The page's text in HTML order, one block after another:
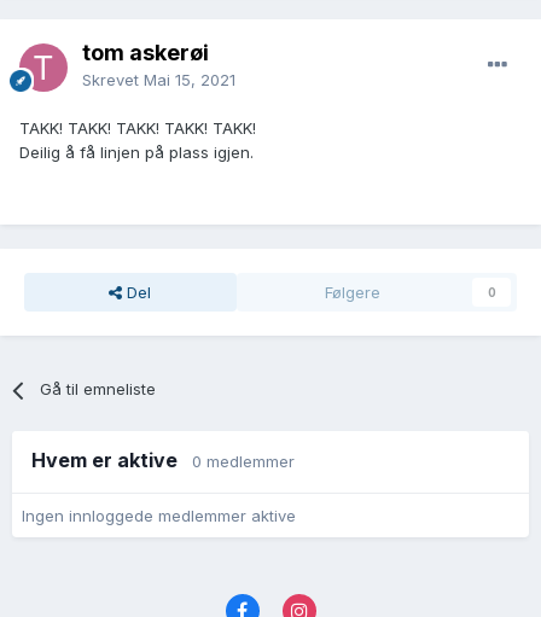
tom askerøi
Skrevet Mai 15, 2021
TAKK! TAKK! TAKK! TAKK! TAKK!
Deilig å få linjen på plass igjen.
Del Følgere 0
Gå til emneliste
Hvem er aktive 0 medlemmer
Ingen innloggede medlemmer aktive